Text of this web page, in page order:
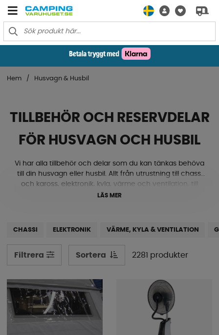
Hem Husvagn & Husbil
TILLBEHÖR OCH RESERVDELAR
FÖR HUSVAGN OCH HUSBIL
Vi har alla tillbehör och delar som du kan tänkas behöva
till din husvagn eller husbil. Allt från utrustning till chassi
och kaross, elektronik, kyla, värme och ventilation, till
gasol, textilmattor, lås och beslag med mera. Ja, här
mer. Vi har inte bara prylar till husbilen eller husvagnen,
din van eller plåtis. Skrolla ner för att utforska vårt
sortiment redan idag!
LÄS MER
CHASSI ELEKTRONIK VÄRME, KYLA & VENTILATION
Filtrera Sortera 2281 produkter